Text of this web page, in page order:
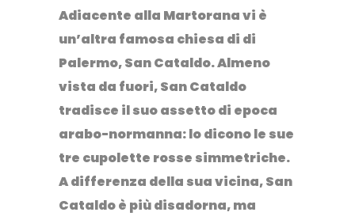
Adiacente alla Martorana vi è
un’altra famosa chiesa di di
Palermo,San Cataldo. Almeno
vista da fuori, San Cataldo
tradisce il suo assetto di epoca
arabo-normanna: lo dicono le sue
tre cupolette rosse simmetriche.
A differenza della sua vicina, San
Cataldo è più disadorna, ma